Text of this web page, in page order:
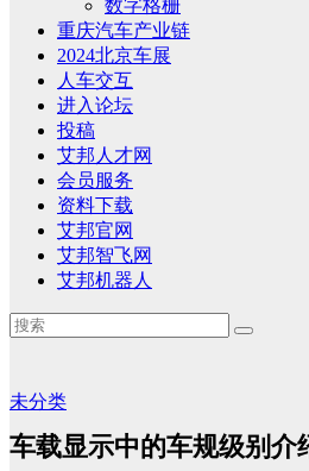
数字格栅
重庆汽车产业链
2024北京车展
人车交互
进入论坛
投稿
艾邦人才网
会员服务
资料下载
艾邦官网
艾邦智飞网
艾邦机器人
未分类
车载显示中的车规级别介